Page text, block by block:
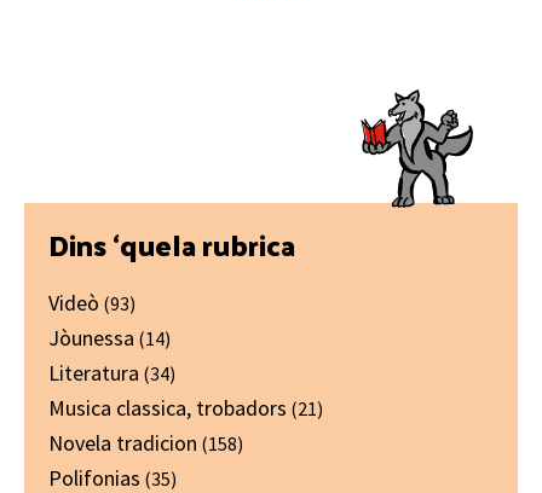
Primary
Sidebar
Dins ‘quela rubrica
Videò (93)
Jòunessa (14)
Literatura (34)
Musica classica, trobadors (21)
Novela tradicion (158)
Polifonias (35)